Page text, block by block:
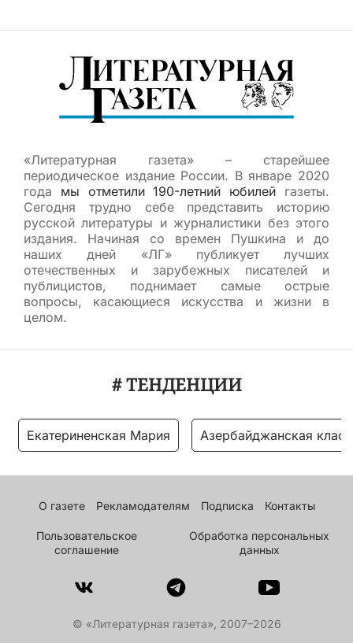
«Литературная газета» – старейшее
периодическое издание России. В январе 2020
года мы отметили 190-летний юбилей газеты.
Сегодня трудно себе представить историю
русской литературы и журналистики без этого
издания. Начиная со времен Пушкина и до
наших дней «ЛГ» публикует лучших
отечественных и зарубежных писателей и
публицистов, поднимает самые острые
вопросы, касающиеся искусства и жизни в
целом.
# ТЕНДЕНЦИИ
Екатериненская Мария Азербайджанская
О газете Рекламодателям Подписка Контакты
Пользовательское
соглашение
Обработка персональных
данных
© «Литературная газета», 2007–2026